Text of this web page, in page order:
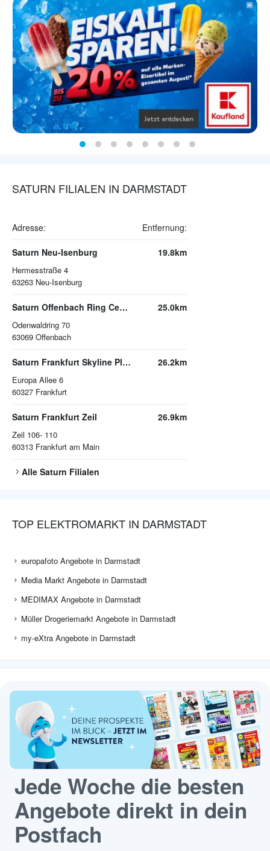
SATURN FILIALEN IN DARMSTADT
Adresse: Entfernung:
Saturn Neu-Isenburg
Hermesstraße 4
63263 Neu-Isenburg
19.8km
Saturn Offenbach Ring Center
Odenwaldring 70
63069 Offenbach
25.0km
Saturn Frankfurt Skyline Plaza
Europa Allee 6
60327 Frankfurt
26.2km
Saturn Frankfurt Zeil
Zeil 106- 110
60313 Frankfurt am Main
26.9km
Alle Saturn Filialen
TOP ELEKTROMARKT IN DARMSTADT
europafoto Angebote in Darmstadt
Media Markt Angebote in Darmstadt
MEDIMAX Angebote in Darmstadt
Müller Drogeriemarkt Angebote in Darmstadt
my-eXtra Angebote in Darmstadt
Jede Woche die besten
Angebote direkt in dein
Postfach